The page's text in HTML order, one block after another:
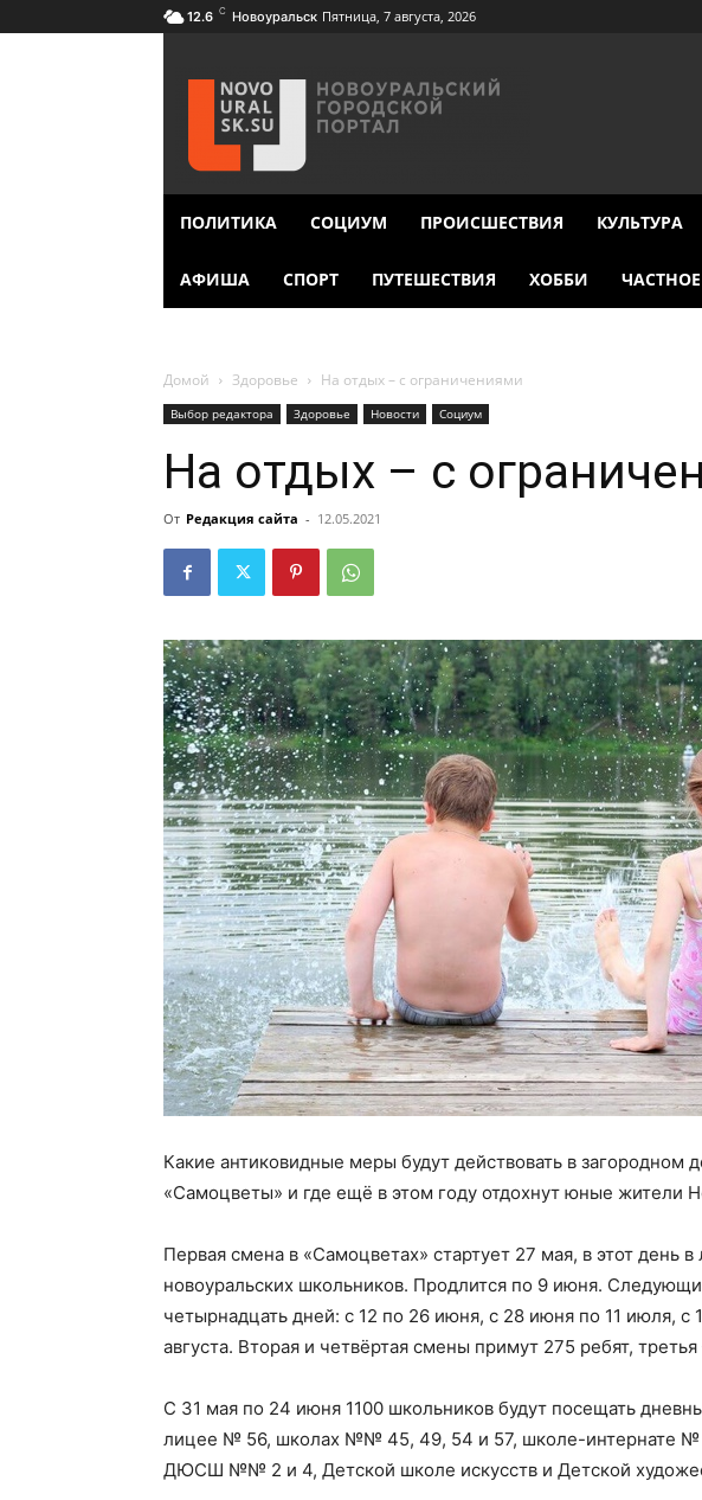
12.6 C Новоуральск Пятница, 7 августа, 2026
ПОЛИТИКА СОЦИУМ ПРОИСШЕСТВИЯ КУЛЬТУРА
АФИША СПОРТ ПУТЕШЕСТВИЯ ХОББИ
Домой Здоровье На отдых – с ограничениями
Выбор редактора Здоровье Новости Социум
На отдых – с
От Редакция сайта - 12.05.2021
Какие антиковидные меры будут действовать в загородном
«Самоцветы» и где ещё в этом году отдохнут юные жители
Первая смена в «Самоцветах» стартует 27 мая, в этот день в
новоуральских школьников. Продлится по 9 июня.
четырнадцать дней: с 12 по 26 июня, с 28 июня по 11 июля, с
августа. Вторая и четвёртая смены примут 275 ребят,
С 31 мая по 24 июня 1100 школьников будут посещать
лицее № 56, школах №№ 45, 49, 54 и 57, школе-интернате №
ДЮСШ №№ 2 и 4, Детской школе искусств и Детской